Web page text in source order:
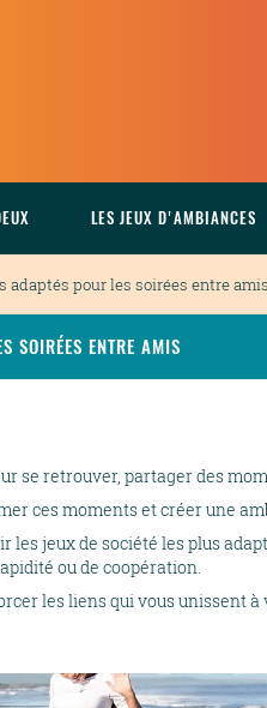
LES JEUX D'AMBIANCES
adaptés pour les soirées entre amis
SOIRÉES ENTRE AMIS
se retrouver, partager des
ces moments et créer une
les jeux de société les plus
ou de coopération.
les liens qui vous unissent à